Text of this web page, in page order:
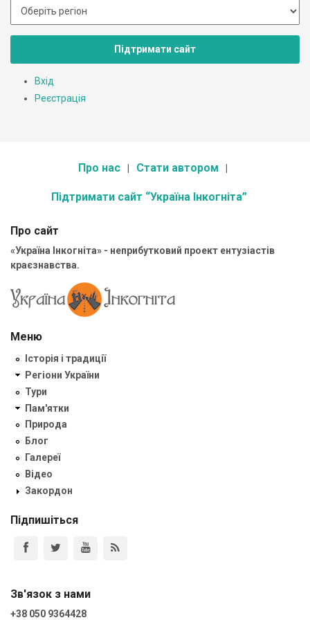
Підтримати сайт
Вхід
Реєстрація
Про нас Стати автором
Підтримати сайт “Україна Інкогніта”
Про сайт
«Україна Інкогніта» - неприбутковий проект ентузіастів
краєзнавства.
Меню
Історія і традиції
Регіони України
Тури
Пам'ятки
Природа
Блог
Галереї
Відео
Закордон
Підпишіться
Зв'язок з нами
+38 050 9364428